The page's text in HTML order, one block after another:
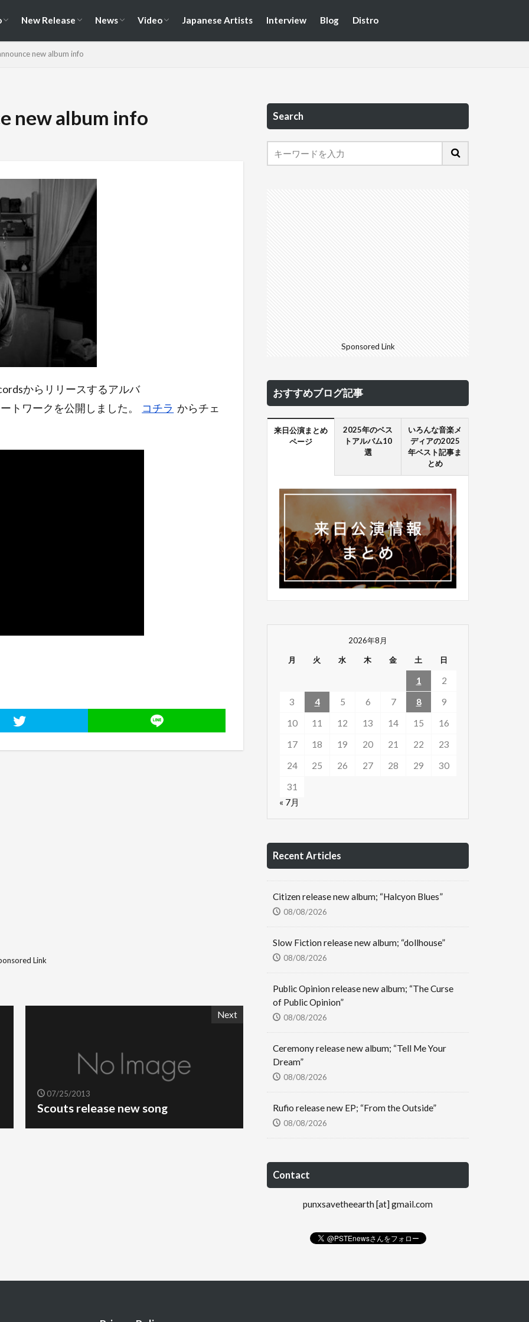
New Release News Video Japanese Artists Interview Blog Distro
new album info
new album info
からリリースするアルバ
トワークを公開しました。
コチラ からチェ
Link
Next
07/25/2013
Scouts release new song
Search
Sponsored Link
おすすめブログ記事
来日公演まとめ
ページ
2025年のベス
トアルバム10
選
いろんな音楽メ
ディアの2025
年ベスト記事ま
とめ
2026年8月
月 火 水 木 金 土 日
1
2
3
4 5 6 7 8
9
10
11 12 13 14 15
16
17
18 19 20 21 22
23
24
25 26 27 28 29
30
31
« 7月
Recent Articles
Citizen release new album; “Halcyon Blues”
08/08/2026
Slow Fiction release new album; “dollhouse”
08/08/2026
Public Opinion release new album; “The Curse
of Public Opinion”
08/08/2026
Ceremony release new album; “Tell Me Your
Dream”
08/08/2026
Rufio release new EP; “From the Outside”
08/08/2026
Contact
punxsavetheearth [at] gmail.com